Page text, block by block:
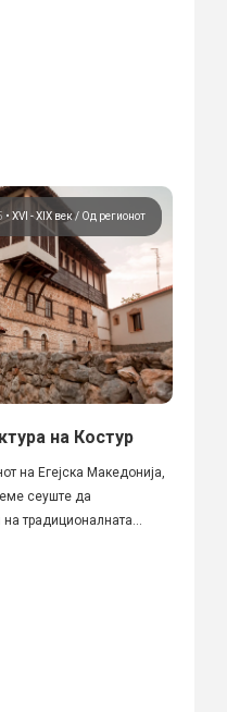
• XVI - XIX век Од регионот
на Костур
на Егејска Македонија,
сеуште да
традиционалната...